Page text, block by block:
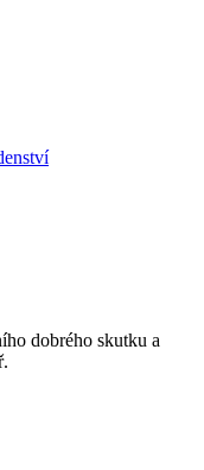
dobrého skutku a